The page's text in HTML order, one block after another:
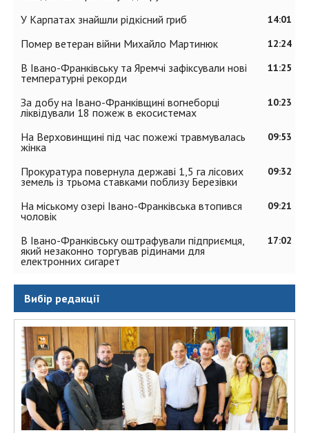
14:01
У Карпатах знайшли рідкісний гриб
12:24
Помер ветеран війни Михайло Мартинюк
11:25
В Івано-Франківську та Яремчі зафіксували нові
температурні рекорди
10:23
За добу на Івано-Франківщині вогнеборці
ліквідували 18 пожеж в екосистемах
09:53
На Верховинщині під час пожежі травмувалась
жінка
09:32
Прокуратура повернула державі 1,5 га лісових
земель із трьома ставками поблизу Березівки
09:21
На міському озері Івано-Франківська втопився
чоловік
17:02
В Івано-Франківську оштрафували підприємця,
який незаконно торгував рідинами для
електронних сигарет
Вибір редакції